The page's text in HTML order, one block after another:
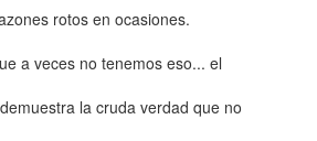
rotos en ocasiones.
a veces no tenemos eso... el
la cruda verdad que no